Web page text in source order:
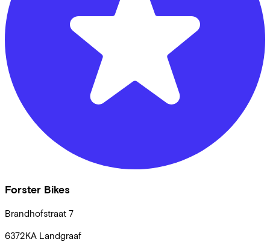
Forster Bikes
Brandhofstraat 7
6372KA Landgraaf